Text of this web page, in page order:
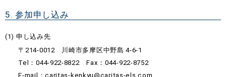
5. 参加申し込み
申し込み先
〒214-0012 川崎市多摩区中野島 4-6-1
Tel：044-922-8822 Fax：044-922-8752
E-mail：caritas-kenkyu@caritas-els.com